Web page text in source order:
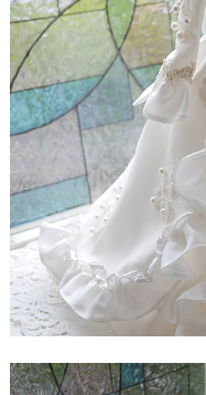
ュアと日傘
【ドレスリメイク】
ュ
【ドレスリメイク
チュアドレス
【ドレスリメイク】
ード
【ドレスリメイク】
【ドレスリメイク】